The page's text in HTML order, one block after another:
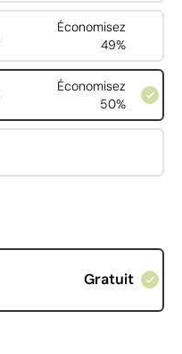
Économisez
49%
Économisez
50%
Gratuit